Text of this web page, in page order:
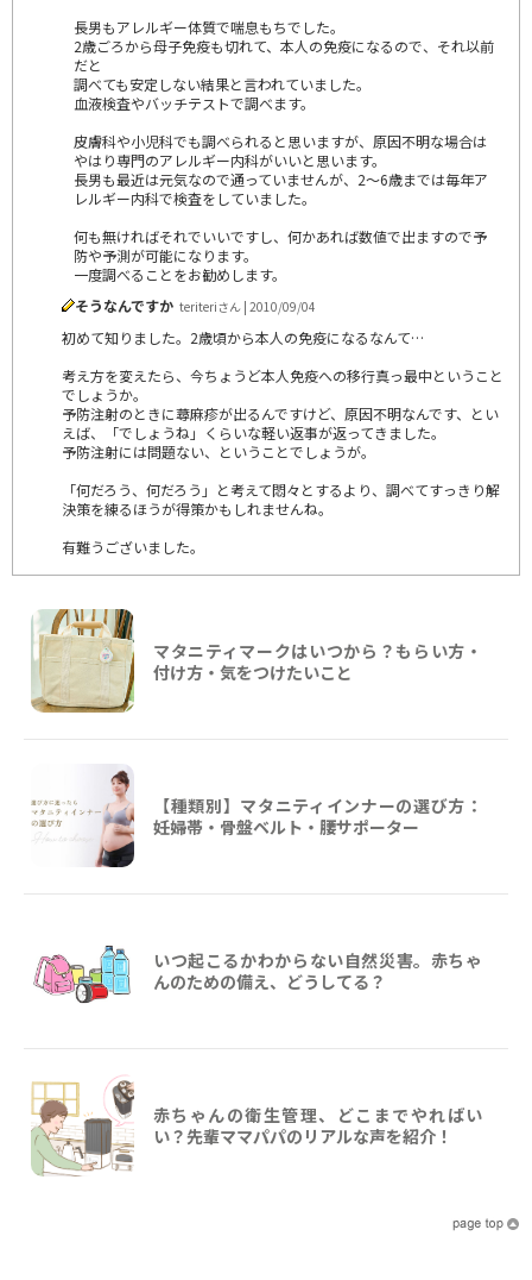
長男もアレルギー体質で喘息もちでした。
2歳ごろから母子免疫も切れて、本人の免疫になるので、それ以前
だと
調べても安定しない結果と言われていました。
血液検査やバッチテストで調べます。
皮膚科や小児科でも調べられると思いますが、原因不明な場合は
やはり専門のアレルギー内科がいいと思います。
長男も最近は元気なので通っていませんが、2～6歳までは毎年ア
レルギー内科で検査をしていました。
何も無ければそれでいいですし、何かあれば数値で出ますので予
防や予測が可能になります。
一度調べることをお勧めします。
そうなんですか teriteriさん | 2010/09/04
初めて知りました。2歳頃から本人の免疫になるなんて…
考え方を変えたら、今ちょうど本人免疫への移行真っ最中ということ
でしょうか。
予防注射のときに蕁麻疹が出るんですけど、原因不明なんです、とい
えば、「でしょうね」くらいな軽い返事が返ってきました。
予防注射には問題ない、ということでしょうが。
「何だろう、何だろう」と考えて悶々とするより、調べてすっきり解
決策を練るほうが得策かもしれませんね。
有難うございました。
マタニティマークはいつから？もらい方・
付け方・気をつけたいこと
【種類別】マタニティインナーの選び方：
妊婦帯・骨盤ベルト・腰サポーター
いつ起こるかわからない自然災害。赤ちゃ
んのための備え、どうしてる？
赤ちゃんの衛生管理、どこまでやればい
い？先輩ママパパのリアルな声を紹介！